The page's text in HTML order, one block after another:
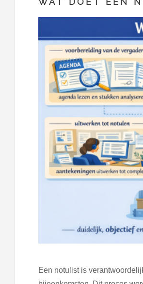
Een notulist is